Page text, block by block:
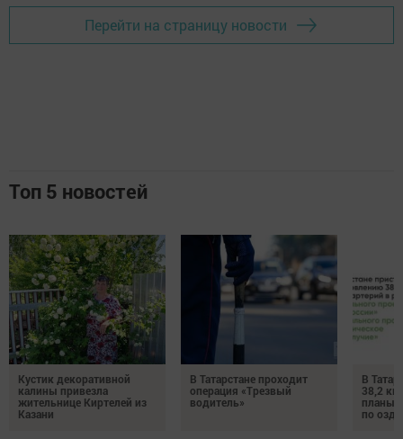
Перейти на страницу новости
Топ 5 новостей
Кустик декоративной
калины привезла
жительнице Киртелей из
Казани
В Татарстане проходит
операция «Трезвый
водитель»
В
38,2 км
планы
по